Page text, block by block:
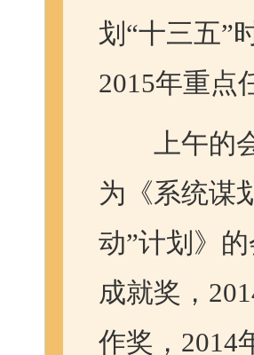
划“十三五”
2015年重点
上午的会
为《系统谋
动”计划》
成就奖，
作奖，2014